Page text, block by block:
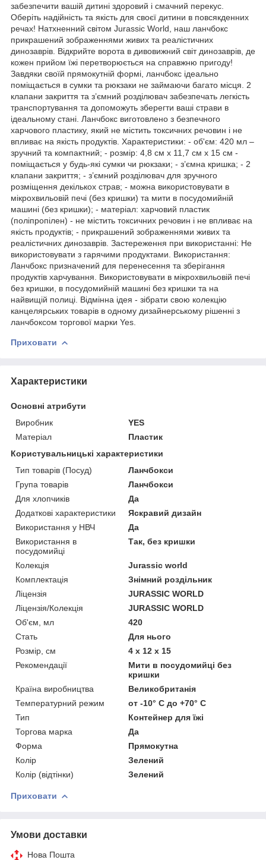
забезпечити вашій дитині здоровий і смачний перекус.
Оберіть надійність та якість для своєї дитини в повсякденних
речах! Натхненний світом Jurassic World, наш ланчбокс
прикрашений зображеннями живих та реалістичних
динозаврів. Відкрийте ворота в дивовижний світ динозаврів, де
кожен прийом їжі перетворюється на справжню пригоду!
Завдяки своїй прямокутній формі, ланчбокс ідеально
поміщається в сумки та рюкзаки не займаючи багато місця. 2
клапани закриття та з’ємний розділювач забезпечать легкість
транспортування та допоможуть зберегти ваші страви в
ідеальному стані. Ланчбокс виготовлено з безпечного
харчового пластику, який не містить токсичних речовин і не
впливає на якість продуктів. Характеристики: - об'єм: 420 мл –
зручний та компактний; - розмір: 4,8 см х 11,7 см х 15 см -
поміщається у будь-які сумки чи рюкзаки; - з’ємна кришка; - 2
клапани закриття; - з’ємний розділювач для зручного
розміщення декількох страв; - можна використовувати в
мікрохвильовій печі (без кришки) та мити в посудомийній
машині (без кришки); - матеріал: харчовий пластик
(поліпропілен) - не містить токсичних речовин і не впливає на
якість продуктів; - прикрашений зображеннями живих та
реалістичних динозаврів. Застереження при використанні: Не
використовувати з гарячими продуктами. Використання:
Ланчбокс призначений для перенесення та зберігання
продуктів харчування. Використовувати в мікрохвильовій печі
без кришки, в посудомийній машині без кришки та на
найвищій полиці. Відмінна ідея - зібрати свою колекцію
канцелярських товарів в одному дизайнерському рішенні з
ланчбоксом торгової марки Yes.
Приховати
Характеристики
Основні атрибути
Виробник
YES
Матеріал
Пластик
Користувальницькі характеристики
Тип товарів (Посуд)
Ланчбокси
Група товарів
Ланчбокси
Для хлопчиків
Да
Додаткові характеристики
Яскравий дизайн
Використання у НВЧ
Да
Використання в
посудомийці
Так, без кришки
Колекція
Jurassic world
Комплектація
Знімний роздільник
Ліцензія
JURASSIC WORLD
Ліцензія/Колекція
JURASSIC WORLD
Об'єм, мл
420
Стать
Для нього
Розмір, см
4 х 12 х 15
Рекомендації
Мити в посудомийці без
кришки
Країна виробництва
Великобританія
Температурний режим
от -10° С до +70° С
Тип
Контейнер для їжі
Торгова марка
Да
Форма
Прямокутна
Колір
Зелений
Колір (відтінки)
Зелений
Приховати
Умови доставки
Нова Пошта